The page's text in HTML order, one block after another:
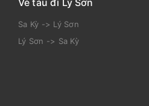
Hà Tiên -> Phú Quốc
Phú Quốc -> Hà Tiên
Vé tàu đi Lý Sơn